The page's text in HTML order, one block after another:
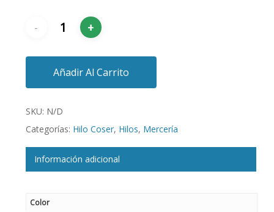
Añadir Al Carrito
SKU: N/D
Categorías: Hilo Coser, Hilos, Mercería
Información adicional
Color